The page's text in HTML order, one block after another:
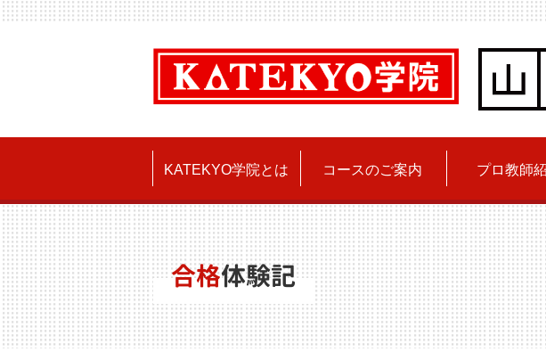
KATEKYO学院とは コースのご案内 プロ教師
合格体験記